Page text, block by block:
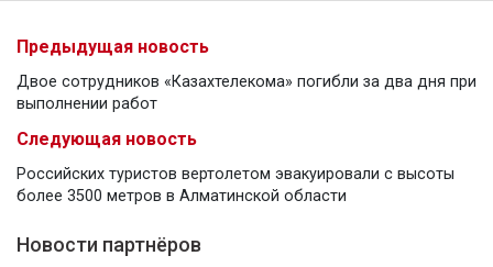
Предыдущая новость
Двое сотрудников «Казахтелекома» погибли за два дня при
выполнении работ
Следующая новость
Российских туристов вертолетом эвакуировали с высоты
более 3500 метров в Алматинской области